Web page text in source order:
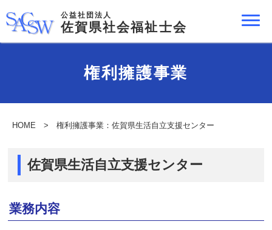
公益社団法人
佐賀県社会福祉士会
権利擁護事業
HOME > 権利擁護事業：佐賀県生活自立支援センター
佐賀県生活自立支援センター
業務内容